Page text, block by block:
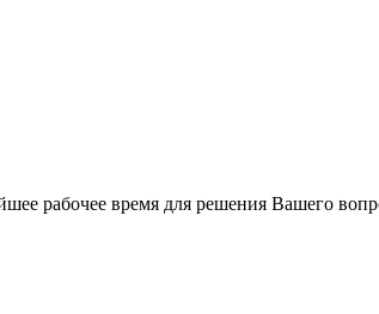
рабочее время для решения Вашего